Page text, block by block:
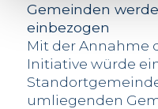
Gemeinden
einbezogen
Mit der Annahme
Initiative würde
umliegenden